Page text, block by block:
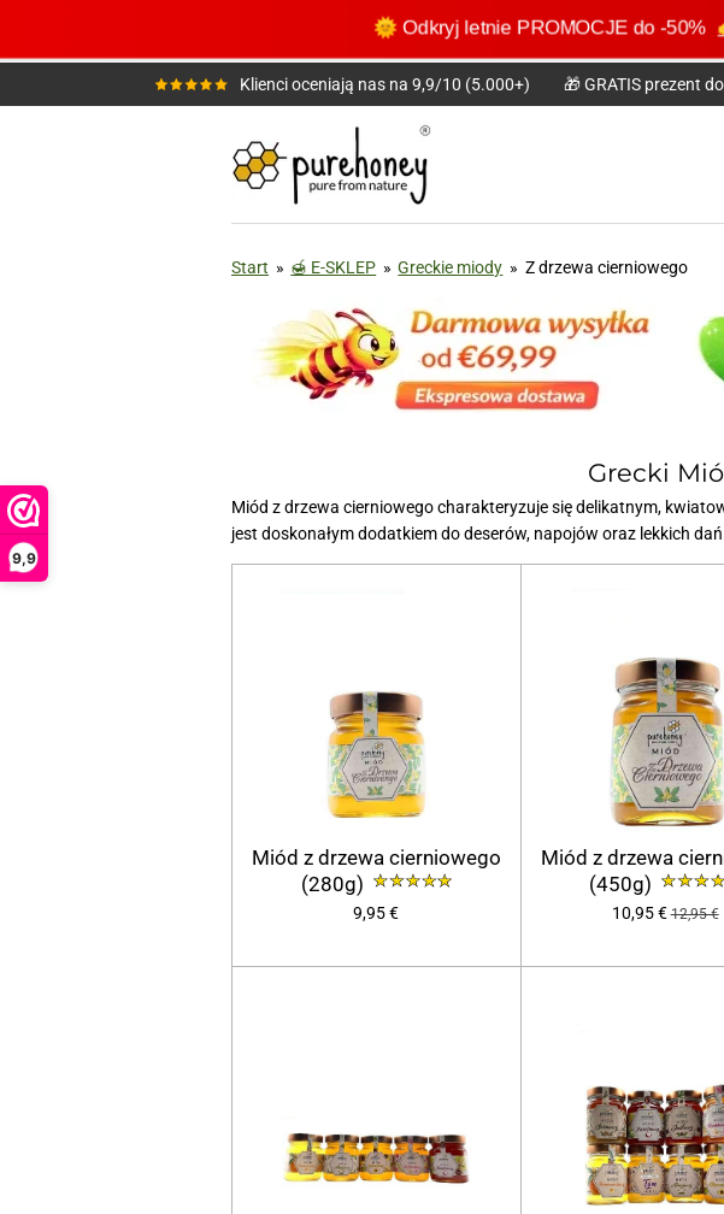
9,9
🌞 Odkryj letnie PROMOCJE do -50%
treści
Klienci oceniają nas na 9,9/10 (5.000+) 🎁 GRATIS prezent
Start » 🍯 E-SKLEP » Greckie miody » Z drzewa cierniowego
Grecki
Miód z drzewa cierniowego charakteryzuje się delikatnym,
jest doskonałym dodatkiem do deserów, napojów oraz lekkich
Miód z drzewa cierniowego
(280g)
9,95 €
Miód z drzewa
(450g)
10,95 € 12,95 €